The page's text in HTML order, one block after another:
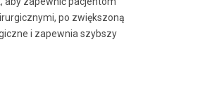
po zwiększoną
i zapewnia szybszy